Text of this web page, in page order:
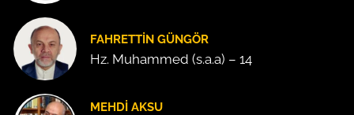
FAHRETTIN GÜNGÖR
Hz. Muhammed (s.a.a) – 14
MEHDI AKSU